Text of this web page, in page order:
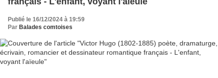
Publié le 16/12/2024 à 19:59
Par Balades comtoises